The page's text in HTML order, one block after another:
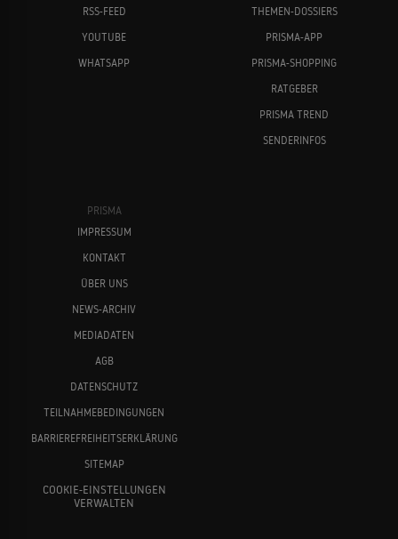
Tobey Maguire Steven Soderbergh
RSS-FEED
YOUTUBE
WHATSAPP
THEMEN-DOSSIERS
PRISMA-APP
PRISMA-SHOPPING
RATGEBER
PRISMA TREND
SENDERINFOS
PRISMA
IMPRESSUM
KONTAKT
ÜBER UNS
NEWS-ARCHIV
MEDIADATEN
AGB
DATENSCHUTZ
TEILNAHMEBEDINGUNGEN
BARRIEREFREIHEITSERKLÄRUNG
SITEMAP
COOKIE-EINSTELLUNGEN
VERWALTEN